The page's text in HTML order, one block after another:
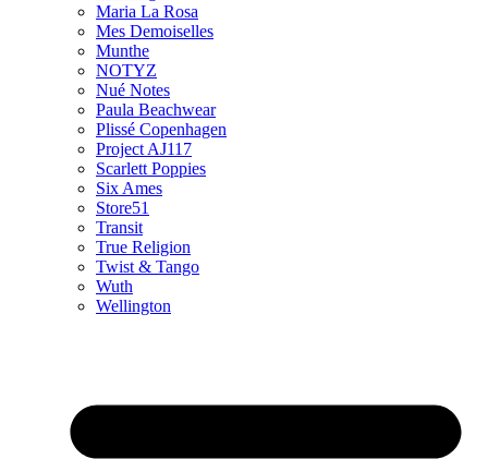
Maria La Rosa
Mes Demoiselles
Munthe
NOTYZ
Nué Notes
Paula Beachwear
Plissé Copenhagen
Project AJ117
Scarlett Poppies
Six Ames
Store51
Transit
True Religion
Twist & Tango
Wuth
Wellington